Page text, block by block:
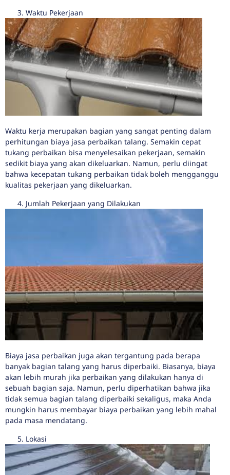
Waktu Pekerjaan
Waktu kerja merupakan bagian yang sangat penting dalam
perhitungan biaya jasa perbaikan talang. Semakin cepat
tukang perbaikan bisa menyelesaikan pekerjaan, semakin
sedikit biaya yang akan dikeluarkan. Namun, perlu diingat
bahwa kecepatan tukang perbaikan tidak boleh mengganggu
kualitas pekerjaan yang dikeluarkan.
Jumlah Pekerjaan yang Dilakukan
Biaya jasa perbaikan juga akan tergantung pada berapa
banyak bagian talang yang harus diperbaiki. Biasanya, biaya
akan lebih murah jika perbaikan yang dilakukan hanya di
sebuah bagian saja. Namun, perlu diperhatikan bahwa jika
tidak semua bagian talang diperbaiki sekaligus, maka Anda
mungkin harus membayar biaya perbaikan yang lebih mahal
pada masa mendatang.
Lokasi